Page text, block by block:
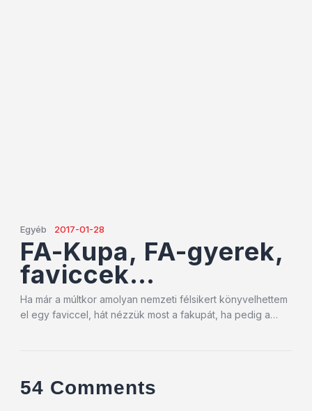
Egyéb 2017-01-28
FA-Kupa, FA-gyerek,
faviccek…
Ha már a múltkor amolyan nemzeti félsikert könyvelhettem
el egy faviccel, hát nézzük most a fakupát, ha pedig a…
54 Comments